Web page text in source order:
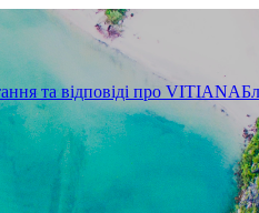
та відповіді про VITIANA